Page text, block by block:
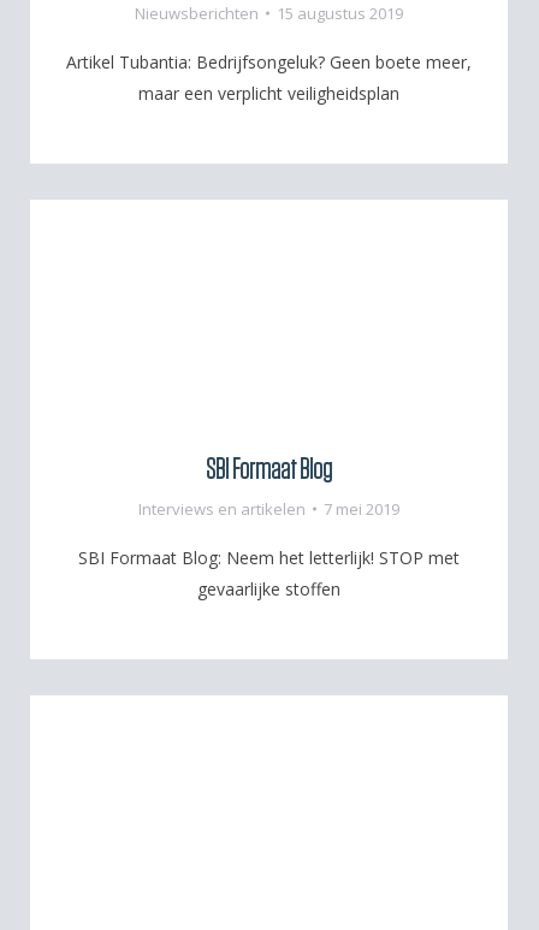
Nieuwsberichten 15 augustus 2019
Artikel Tubantia: Bedrijfsongeluk? Geen boete meer,
maar een verplicht veiligheidsplan
SBI Formaat Blog
Interviews en artikelen 7 mei 2019
SBI Formaat Blog: Neem het letterlijk! STOP met
gevaarlijke stoffen